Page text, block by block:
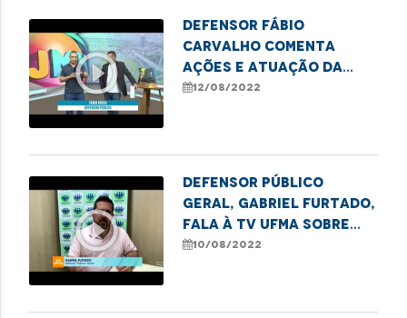
play_circle_outline
Defensor Fábio
Carvalho comenta
ações e atuação da
DPE-MA em Imperatriz
12/08/2022
play_circle_outline
Defensor Público
Geral, Gabriel Furtado,
fala à TV UFMA sobre
campanhas de incentivo
Maranhão
10/08/2022